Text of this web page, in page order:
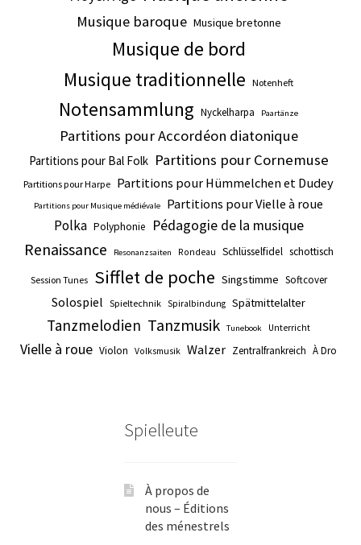
Musique baroque Musique bretonne
Musique de bord
Musique traditionnelle Notenheft
Notensammlung Nyckelharpa Paartänze
Partitions pour Accordéon diatonique
Partitions pour Bal Folk Partitions pour Cornemuse
Partitions pour Harpe Partitions pour Hümmelchen et Dudey
Partitions pour Musique médiévale Partitions pour Vielle à roue
Polka Polyphonie Pédagogie de la musique
Renaissance Resonanzsaiten Rondeau Schlüsselfidel schottisch
Session Tunes Sifflet de poche Singstimme Softcover
Solospiel Spieltechnik Spiralbindung Spätmittelalter
Tanzmelodien Tanzmusik Tunebook Unterricht
Vielle à roue Violon Volksmusik Walzer Zentralfrankreich À Dro
Spielleute
À propos de
nous – Éditions
des ménestrels